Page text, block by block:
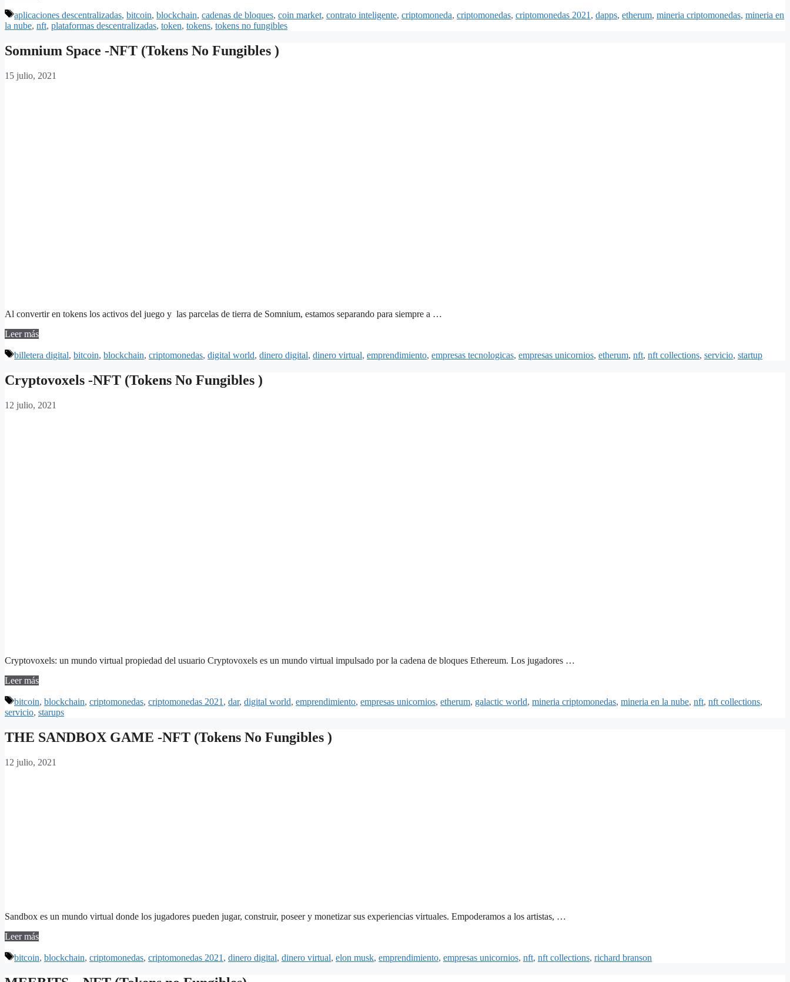
Etiquetas
aplicaciones descentralizadas, bitcoin, blockchain, cadenas de bloques, coin market, contrato inteligente, criptomoneda, criptomonedas, criptomonedas 2021 , dapps, etherum, mineria criptomonedas, mineria en
la nube, nft, plataformas descentralizadas, token, tokens, tokens no fungibles
Somnium Space -NFT (Tokens No Fungibles )
15 julio, 2021
Al convertir en tokens los activos del juego y las parcelas de tierra de Somnium, estamos separando para siempre a …
Leer más
Etiquetas
billetera digital, bitcoin, blockchain, criptomonedas, digital world, dinero digital, dinero virtual, emprendimiento, empresas tecnologicas, empresas unicornios, etherum, nft, nft collections, servicio, startup
Cryptovoxels -NFT (Tokens No Fungibles )
12 julio, 2021
Cryptovoxels: un mundo virtual propiedad del usuario Cryptovoxels es un mundo virtual impulsado por la cadena de bloques Ethereum. Los jugadores …
Leer más
Etiquetas
bitcoin, blockchain, criptomonedas, criptomonedas 2021 , dar, digital world, emprendimiento, empresas unicornios, etherum, galactic world, mineria criptomonedas, mineria en la nube, nft, nft collections,
servicio, starups
THE SANDBOX GAME -NFT (Tokens No Fungibles )
12 julio, 2021
Sandbox es un mundo virtual donde los jugadores pueden jugar, construir, poseer y monetizar sus experiencias virtuales. Empoderamos a los artistas, …
Leer más
Etiquetas
bitcoin, blockchain, criptomonedas, criptomonedas 2021 , dinero digital, dinero virtual, elon musk, emprendimiento, empresas unicornios, nft, nft collections, richard branson